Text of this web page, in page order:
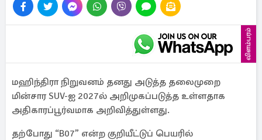
விளம்பரம்
மஹிந்திரா நிறுவனம் தனது அடுத்த தலைமுறை
மின்சார SUV-ஐ 2027ல் அறிமுகப்படுத்த உள்ளதாக
அதிகாரப்பூர்வமாக அறிவித்துள்ளது.
தற்போது “B07” என்ற குறியீட்டுப் பெயரில்